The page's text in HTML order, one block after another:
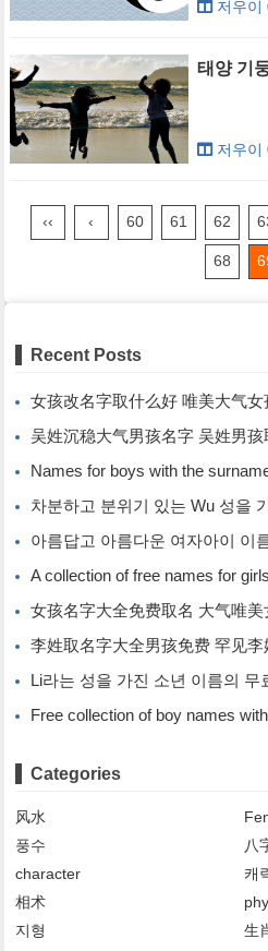
저우이
태양 기
저우이
‹‹ ‹ 60 61 62
68
Recent Posts
女孩改名字取什么好 唯美大气女
吴姓沉稳大气男孩名字 吴姓男孩
Names for boys with the surname Wu that are calm and
차분하고 분위기 있는 Wu 성을
아름답고 아름다운 여자아이 이름
A collection of free names for girls.
女孩名字大全免费取名 大气唯
李姓取名字大全男孩免费 罕见
Li라는 성을 가진 소년 이름의 무료 컬렉션입니다.
Free collection of boy names with the surname
Categories
风水
풍수
八
character
캐
相术
지형
生